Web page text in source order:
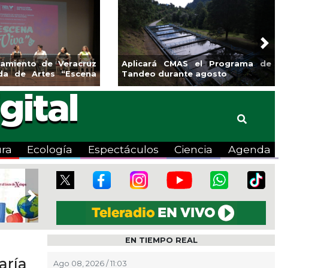
impulsa la
la Copa Coyote
Continúa Coatza Vive el Verano
2026 con cine, actividades
lúdicas y expo
Next
Ecología Espectáculos Ciencia Agenda
Next
EN TIEMPO REAL
Ago 08, 2026 / 11:03